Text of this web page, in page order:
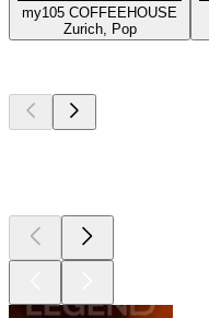
my105 COFFEEHOUSE
Zurich, Pop